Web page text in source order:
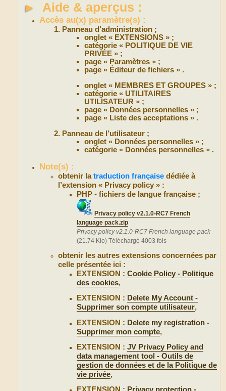
► Aide & aperçus :
Accès au(x) paramètre(s) :
Panneau d’administration ;
onglet « EXTENSIONS » ;
catégorie « POLITIQUE DE VIE
PRIVÉE » ;
page « Paramètres » ;
page « Éditeur de fichiers » .
onglet « MEMBRES ET GROUPES » ;
catégorie « UTILITAIRES
UTILISATEUR » ;
page « Données personnelles » ;
page « Liste des acceptations » .
Panneau de l’utilisateur ;
onglet « Données personnelles » ;
catégorie « Données personnelles » .
Note(s) :
obtenir latraduction française dédiée à
l’extension « Privacy policy » :
PHP - fichiers de langue française ;
Privacy policy v2.1.0-RC7 French
language pack.zip
Privacy policy v2.1.0-RC7 French language pack
(21.74 Kio) Téléchargé 4003 fois
obtenir les autres extensions concernées par
celle présentée ici :
EXTENSION :Cookie Policy - Politique
des cookies,
EXTENSION : Delete My Account -
Supprimer son compte utilisateur,
EXTENSION : Delete my registration -
Supprimer mon compte,
EXTENSION :JV Privacy Policy and
data management tool - Outils de
gestion de données et de la Politique de
vie privée,